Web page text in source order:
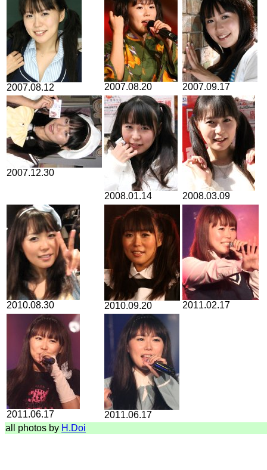
2007.08.12 2007.08.20 2007.09.17
2007.12.30
2008.01.14 2008.03.09
2010.08.30 2010.09.20 2011.02.17
2011.06.17
2011.06.17
all photos by H.Doi